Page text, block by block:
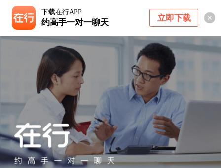
下载在行APP
约高手一对一聊天 立即下载